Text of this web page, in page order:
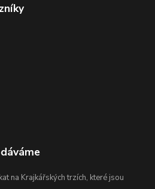
na Krajkářských trzích, které jsou